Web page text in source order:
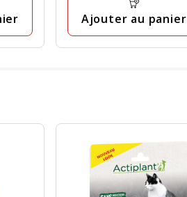
Ajouter au panier